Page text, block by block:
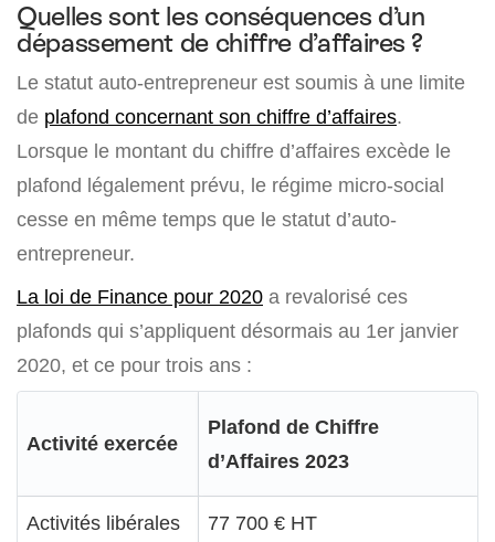
Quelles sont les conséquences d’un
dépassement de chiffre d’affaires ?
Le statut auto-entrepreneur est soumis à une limite
de plafond concernant son chiffre d’affaires.
Lorsque le montant du chiffre d’affaires excède le
plafond légalement prévu, le régime micro-social
cesse en même temps que le statut d’auto-
entrepreneur.
La loi de Finance pour 2020 a revalorisé ces
plafonds qui s’appliquent désormais au 1er janvier
2020, et ce pour trois ans :
Activité exercée
Plafond de Chiffre
d’Affaires 2023
Activités libérales 77 700 € HT